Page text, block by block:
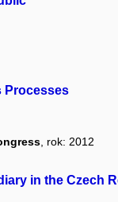
Processes
, rok: 2012
in the Czech